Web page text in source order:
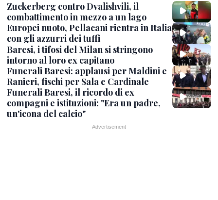
Zuckerberg contro Dvalishvili, il
combattimento in mezzo a un lago
Europei nuoto, Pellacani rientra in Italia
con gli azzurri dei tuffi
Baresi, i tifosi del Milan si stringono
intorno al loro ex capitano
Funerali Baresi: applausi per Maldini e
Ranieri, fischi per Sala e Cardinale
Funerali Baresi, il ricordo di ex
compagni e istituzioni: "Era un padre,
un'icona del calcio"